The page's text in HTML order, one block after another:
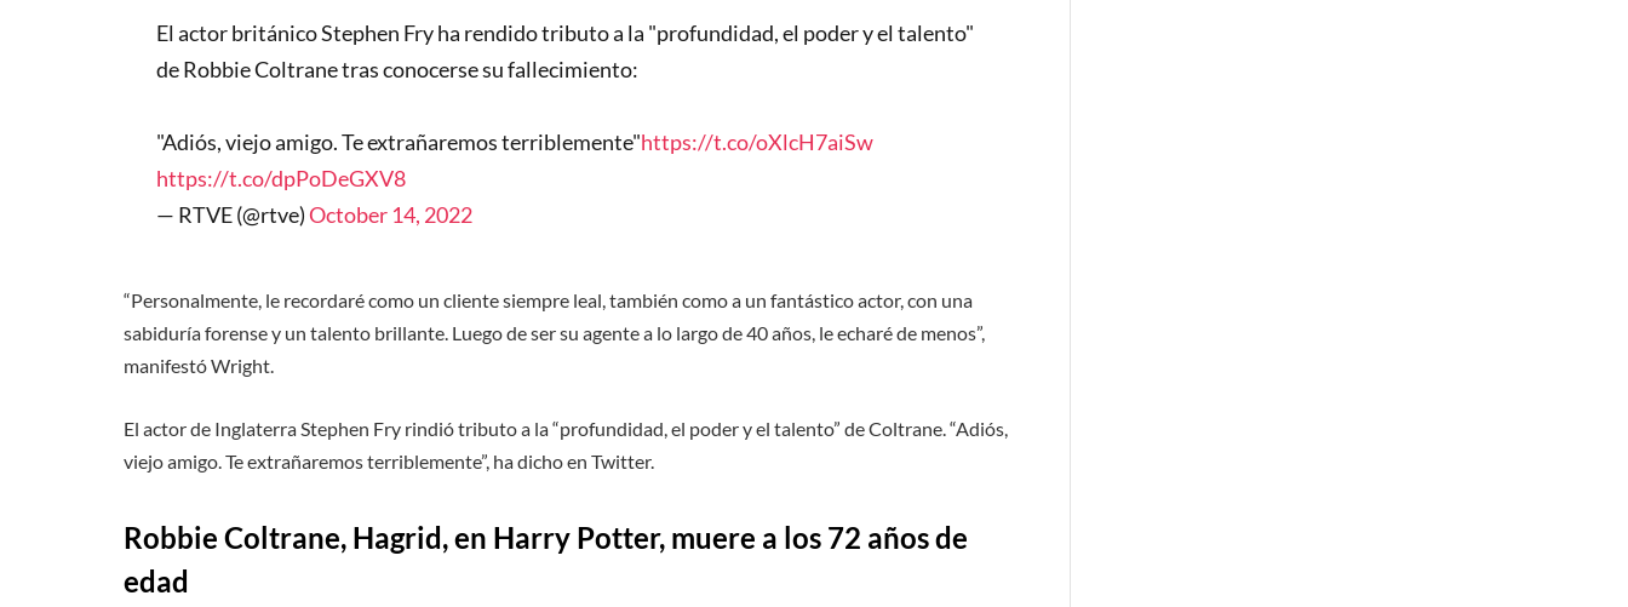
El actor británico Stephen Fry ha rendido tributo a la "profundidad, el poder y el talento"
de Robbie Coltrane tras conocerse su fallecimiento:
"Adiós, viejo amigo. Te extrañaremos terriblemente"https://t.co/oXlcH7aiSw
https://t.co/dpPoDeGXV8
— RTVE (@rtve)October 14, 2022
“Personalmente, le recordaré como un cliente siempre leal, también como a un fantástico actor, con una
sabiduría forense y un talento brillante. Luego de ser su agente a lo largo de 40 años, le echaré de menos”,
manifestó Wright.
El actor de Inglaterra Stephen Fry rindió tributo a la “profundidad, el poder y el talento” de Coltrane. “Adiós,
viejo amigo. Te extrañaremos terriblemente”, ha dicho en Twitter.
Robbie Coltrane, Hagrid, en Harry Potter, muere a los 72 años de
edad